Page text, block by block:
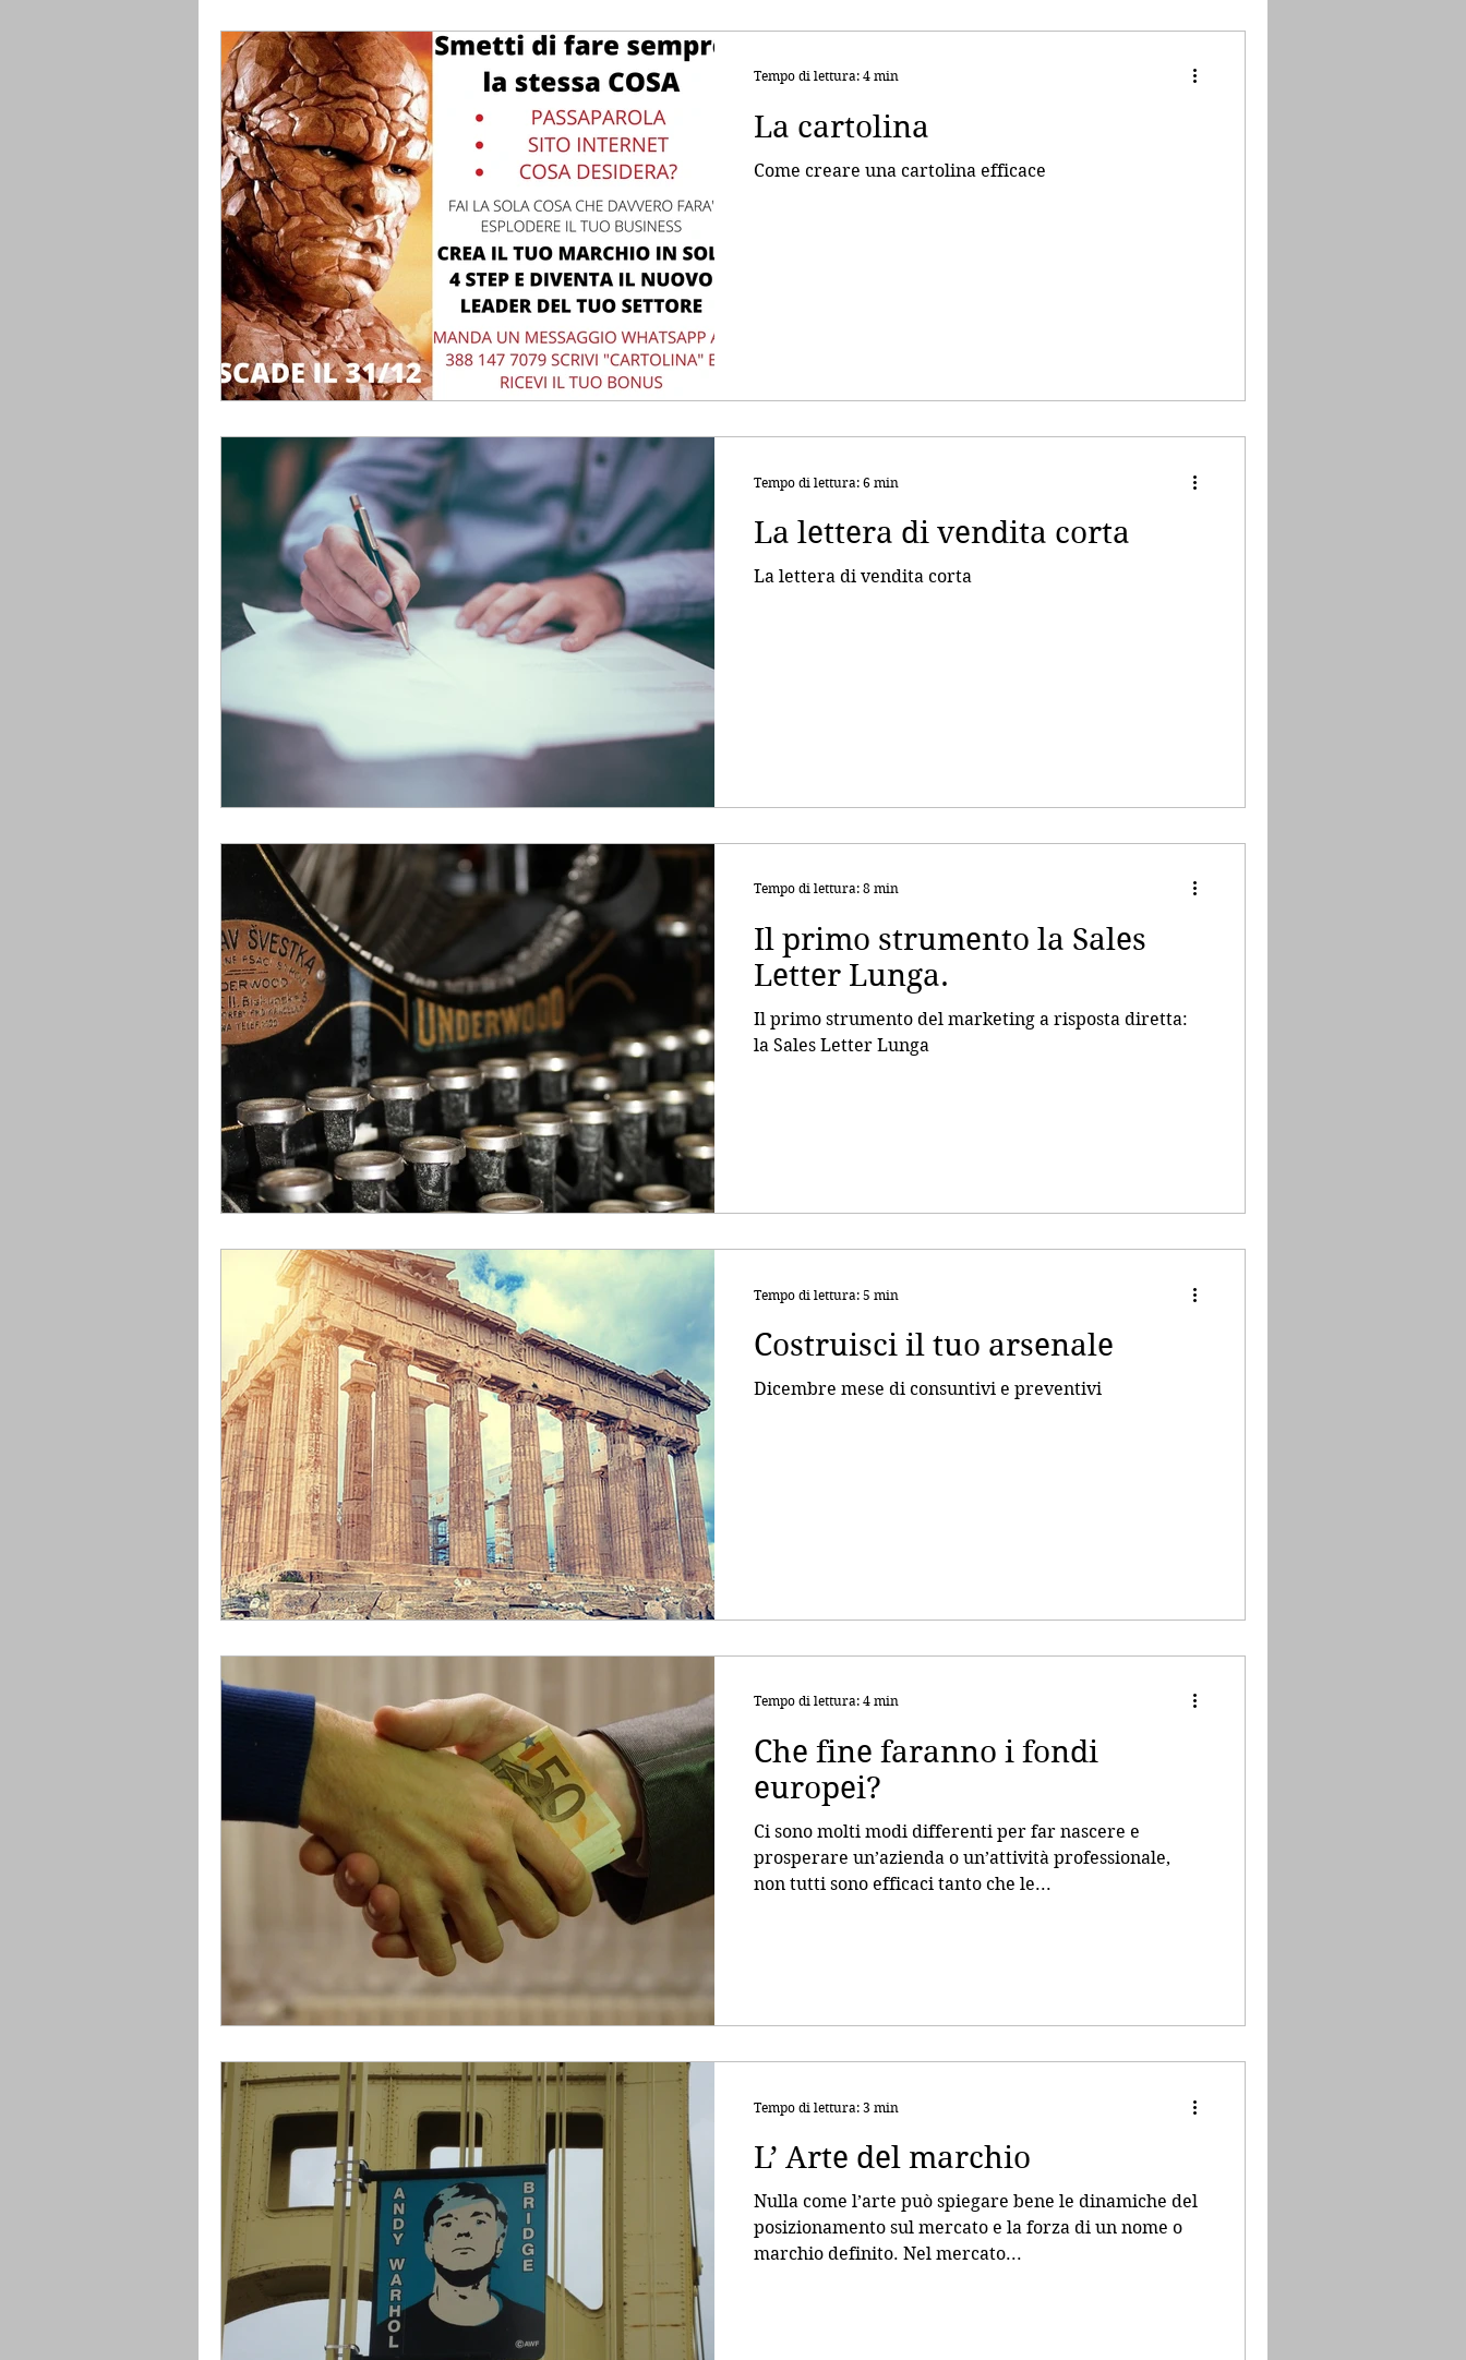
La cartolina
Come creare una cartolina efficace
Tempo di lettura: 4 min
La lettera di vendita corta
La lettera di vendita corta
Tempo di lettura: 6 min
Il primo strumento la Sales
Letter Lunga.
Il primo strumento del marketing a risposta diretta:
la Sales Letter Lunga
Tempo di lettura: 8 min
Costruisci il tuo arsenale
Dicembre mese di consuntivi e preventivi
Tempo di lettura: 5 min
Che fine faranno i fondi
europei?
Ci sono molti modi differenti per far nascere e
prosperare un’azienda o un’attività professionale,
non tutti sono efficaci tanto che le...
Tempo di lettura: 4 min
L’ Arte del marchio
Nulla come l’arte può spiegare bene le dinamiche del
posizionamento sul mercato e la forza di un nome o
marchio definito. Nel mercato...
Tempo di lettura: 3 min